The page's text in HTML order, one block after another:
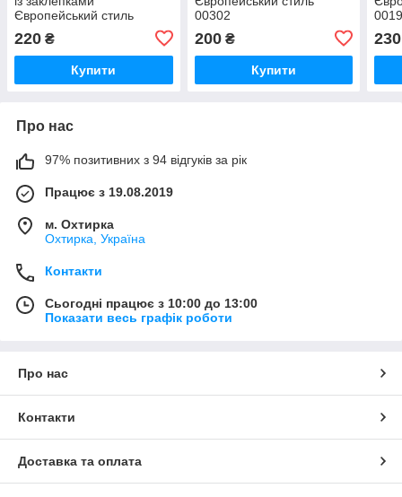
Європейський стиль
220 ₴
Купити
00302
200₴
Купити
230
Про нас
97% позитивних з 94 відгуків за рік
Працює з 19.08.2019
м. Охтирка
Охтирка, Україна
Контакти
Сьогодні працює з 10:00 до 13:00
Показати весь графік роботи
Про нас
Контакти
Доставка та оплата